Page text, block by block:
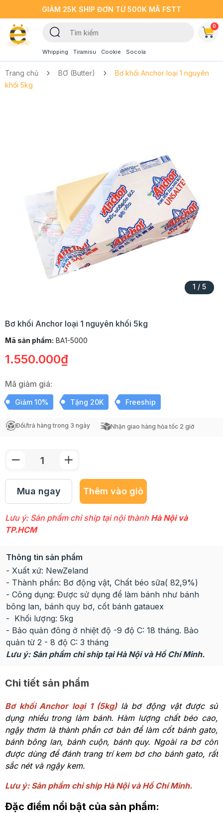
GIẢM 25K SHIP ĐƠN TỪ 500K MÃ FSTT
Whipping Tiramisu Cookie Socola
0
Trang chủ BƠ (Butter)
Bơ khối Anchor loại 1 nguyên
khối 5kg
1 / 5
Bơ khối Anchor loại 1 nguyên khối 5kg
Mã sản phẩm: BA1-5000
1.550.000₫
Mã giảm giá:
Giảm 10% Tặng 20K Freeship
Đổi/trả hàng trong 3 ngày Nhận giao hàng hỏa tốc 2 giờ
Mua ngay Thêm vào giỏ
Lưu ý: Sản phẩm chỉ ship tại nội thành Hà Nội và
TP.HCM
Thông tin sản phẩm
- Xuất xứ: NewZeland
- Thành phần: Bơ động vật, Chất béo sữa( 82,9%)
- Công dụng: Được sử dụng để làm bánh như bánh
bông lan, bánh quy bơ, cốt bánh gatauex
- Khối lượng: 5kg
- Bảo quản đông ở nhiệt độ -9 độ C: 18 tháng. Bảo
quản từ 2 - 8 độ C: 3 tháng
Lưu ý: Sản phẩm chỉ ship tại Hà Nội và Hồ Chí Minh.
Chi tiết sản phẩm
Bơ khối Anchor loại 1 (5kg) là bơ động vật được sử
dụng nhiều trong làm bánh. Hàm lượng chất béo cao,
ngậy thơm là thành phần cơ bản để làm cốt bánh gato,
bánh bông lan, bánh cuộn, bánh quy. Ngoài ra bơ còn
được dùng để đánh trang trí kem bơ cho bánh gato, rất
sắc nét và ngậy kem.
Lưu ý: Sản phẩm chỉ ship Hà Nội và Hồ Chí Minh.
Đặc điểm nổi bật của sản phẩm: